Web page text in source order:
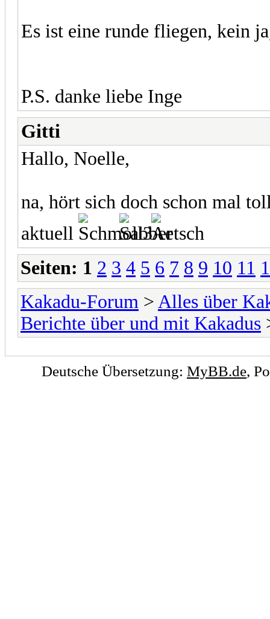
Es ist eine runde fliegen, kein
P.S. danke liebe Inge
Gitti
Hallo, Noelle,
na, hört sich doch schon mal
aktuell
Seiten: 1 2 3 4 5 6 7 8 9 10 11
Kakadu-Forum > Alles über
Berichte über und mit Kakadus
Deutsche Übersetzung: MyBB.de,